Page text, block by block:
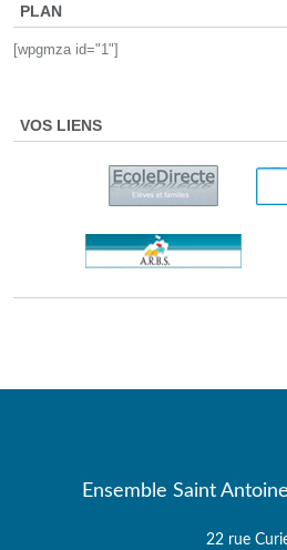
PLAN
[wpgmza id="1"]
VOS LIENS
Ensemble Saint
22 rue